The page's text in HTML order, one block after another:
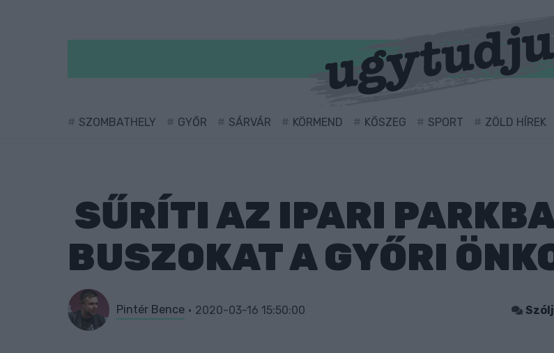
SZOMBATHELY GYŐR SÁRVÁR KÖRMEND KŐSZEG SPORT ZÖLD HÍREK
SŰRÍTI AZ IPARI
BUSZOKAT A GYŐRI
Pintér Bence 2020-03-16 15:50:00